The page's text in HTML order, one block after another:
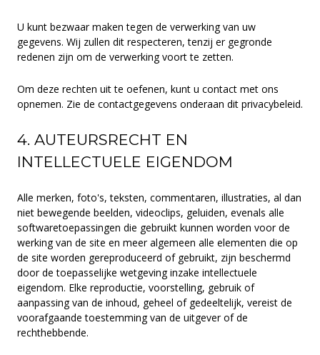
U kunt bezwaar maken tegen de verwerking van uw
gegevens. Wij zullen dit respecteren, tenzij er gegronde
redenen zijn om de verwerking voort te zetten.
Om deze rechten uit te oefenen, kunt u contact met ons
opnemen. Zie de contactgegevens onderaan dit privacybeleid.
4. AUTEURSRECHT EN
INTELLECTUELE EIGENDOM
Alle merken, foto's, teksten, commentaren, illustraties, al dan
niet bewegende beelden, videoclips, geluiden, evenals alle
softwaretoepassingen die gebruikt kunnen worden voor de
werking van de site en meer algemeen alle elementen die op
de site worden gereproduceerd of gebruikt, zijn beschermd
door de toepasselijke wetgeving inzake intellectuele
eigendom. Elke reproductie, voorstelling, gebruik of
aanpassing van de inhoud, geheel of gedeeltelijk, vereist de
voorafgaande toestemming van de uitgever of de
rechthebbende.